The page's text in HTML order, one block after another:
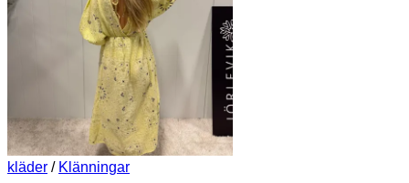
kläder / Klänningar